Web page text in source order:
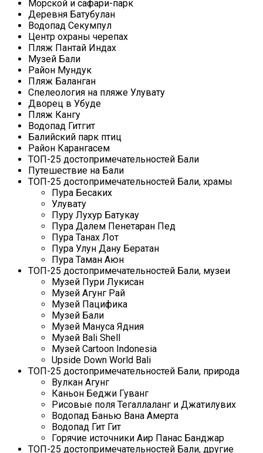
Морской и сафари-парк
Деревня Батубулан
Водопад Секумпул
Центр охраны черепах
Пляж Пантай Индах
Музей Бали
Район Мундук
Пляж Баланган
Спелеология на пляже Улувату
Дворец в Убуде
Пляж Кангу
Водопад Гитгит
Балийский парк птиц
Район Карангасем
ТОП-25 достопримечательностей Бали
Путешествие на Бали
ТОП-25 достопримечательностей Бали, храмы
Пура Бесаких
Улувату
Пуру Лухур Батукау
Пура Далем Пенетаран Пед
Пура Танах Лот
Пура Улун Дану Бератан
Пура Таман Аюн
ТОП-25 достопримечательностей Бали, музеи
Музей Пури Лукисан
Музей Агунг Рай
Музей Пацифика
Музей Бали
Музей Мануса Ядния
Музей Bali Shell
Музей Cartoon Indonesia
Upside Down World Bali
ТОП-25 достопримечательностей Бали, природа
Вулкан Агунг
Каньон Беджи Гуванг
Рисовые поля Тегаллаланг и Джатилувих
Водопад Банью Вана Амерта
Водопад Гит Гит
Горячие источники Аир Панас Банджар
ТОП-25 достопримечательностей Бали, другие